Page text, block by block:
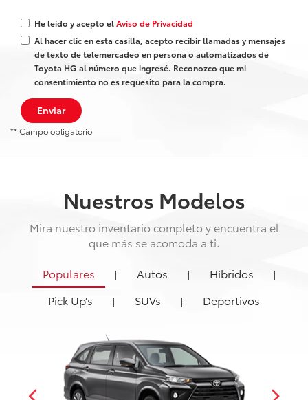
He leído y acepto elAviso de Privacidad
Al hacer clic en esta casilla, acepto recibir llamadas y mensajes
de texto de telemercadeo en persona o automatizados de
Toyota HG al número que ingresé. Reconozco que mi
consentimiento no es requesito para la compra.
Enviar
** Campo obligatorio
Nuestros Modelos
Mira nuestro inventario completo y encuentra el
que más se acomoda a ti.
Populares
| Autos | Híbridos |
Pick Up’s | SUVs | Deportivos